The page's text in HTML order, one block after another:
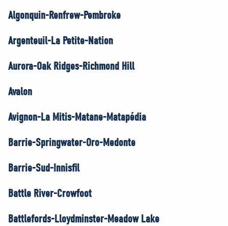
Algonquin-Renfrew-Pembroke
Argenteuil-La Petite-Nation
Aurora-Oak Ridges-Richmond Hill
Avalon
Avignon-La Mitis-Matane-Matapédia
Barrie-Springwater-Oro-Medonte
Barrie-Sud-Innisfil
Battle River-Crowfoot
Battlefords-Lloydminster-Meadow Lake